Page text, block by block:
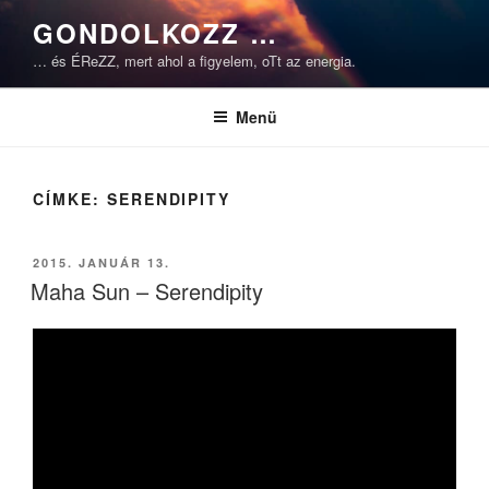
Tartalomhoz
GONDOLKOZZ …
… és ÉReZZ, mert ahol a figyelem, oTt az energia.
Menü
CÍMKE: SERENDIPITY
BEKÜLDVE:
2015. JANUÁR 13.
Maha Sun – Serendipity